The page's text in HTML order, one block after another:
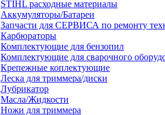
STIHL расходные материалы
Аккумуляторы/Батареи
Запчасти для СЕРВИСА по ремонту
Карбюраторы
Комплектующие для бензопил
Комплектующие для сварочного
Крепежные коплектующие
Леска для триммера/диски
Лубрикатор
Масла/Жидкости
Ножи для триммера